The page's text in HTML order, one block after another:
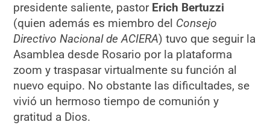
presidente saliente, pastor Erich Bertuzzi
(quien además es miembro del Consejo
Directivo Nacional de ACIERA) tuvo que seguir la
Asamblea desde Rosario por la plataforma
zoom y traspasar virtualmente su función al
nuevo equipo. No obstante las dificultades, se
vivió un hermoso tiempo de comunión y
gratitud a Dios.